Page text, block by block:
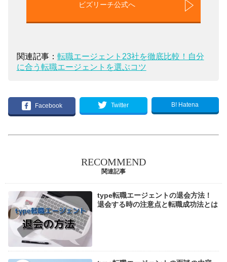
ビズリーチ公式へ
関連記事： 転職エージェント23社を徹底比較！自分
に合う転職エージェントを選ぶコツ
Facebook Twitter B! Hatena
RECOMMEND
関連記事
type転職エージェントの退会方法！
退会する時の注意点と転職成功法とは